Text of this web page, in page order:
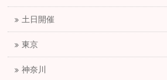
土日開催
東京
神奈川